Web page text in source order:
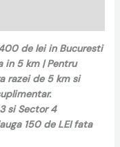
400 de lei in Bucuresti
in 5 km | Pentru
razei de 5 km si
si Sector 4
150 de LEI fata